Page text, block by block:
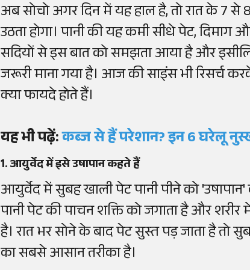
अब सोचो अगर दिन में यह हाल है, तो रात के 7
उठता होगा। पानी की यह कमी सीधे पेट,
सदियों से इस बात को समझता आया है और
जरूरी माना गया है। आज की साइंस भी रिसर्च
क्या फायदे होते हैं।
यह भी पढ़ें:कब्ज से हैं परेशान? इन 6 घरेलू
1. आयुर्वेद में इसे उषापान कहते हैं
आयुर्वेद में सुबह खाली पेट पानी पीने को
पानी पेट की पाचन शक्ति को जगाता है और
है। रात भर सोने के बाद पेट सुस्त पड़ जाता है तो
का सबसे आसान तरीका है।